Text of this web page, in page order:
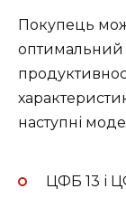
Покупець
оптимальний
наступні
ЦФБ 13 і